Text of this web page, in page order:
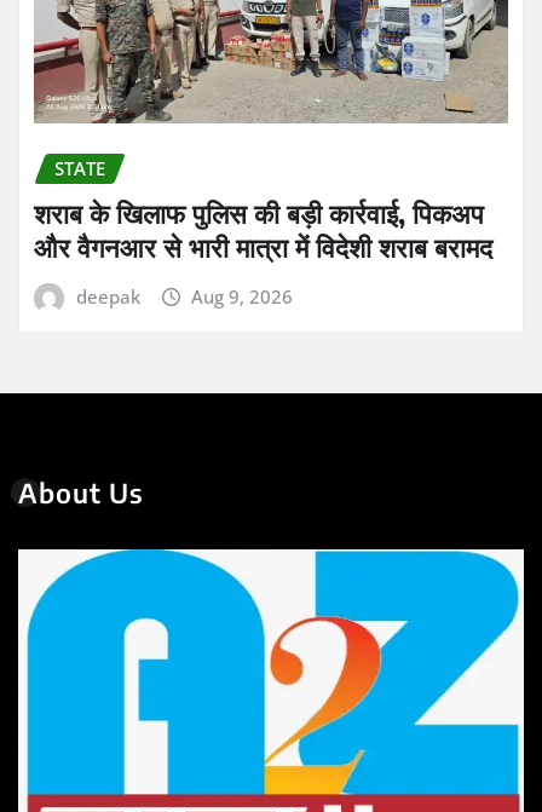
STATE
शराब के खिलाफ पुलिस की बड़ी कार्रवाई, पिकअप
और वैगनआर से भारी मात्रा में विदेशी शराब बरामद
deepak Aug 9, 2026
About Us